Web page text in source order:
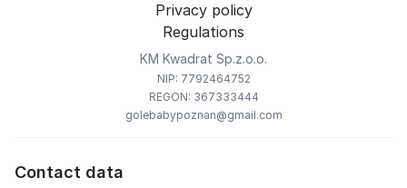
Privacy policy
Regulations
KM Kwadrat Sp.z.o.o.
NIP: 7792464752
REGON: 367333444
golebabypoznan@gmail.com
Contact data